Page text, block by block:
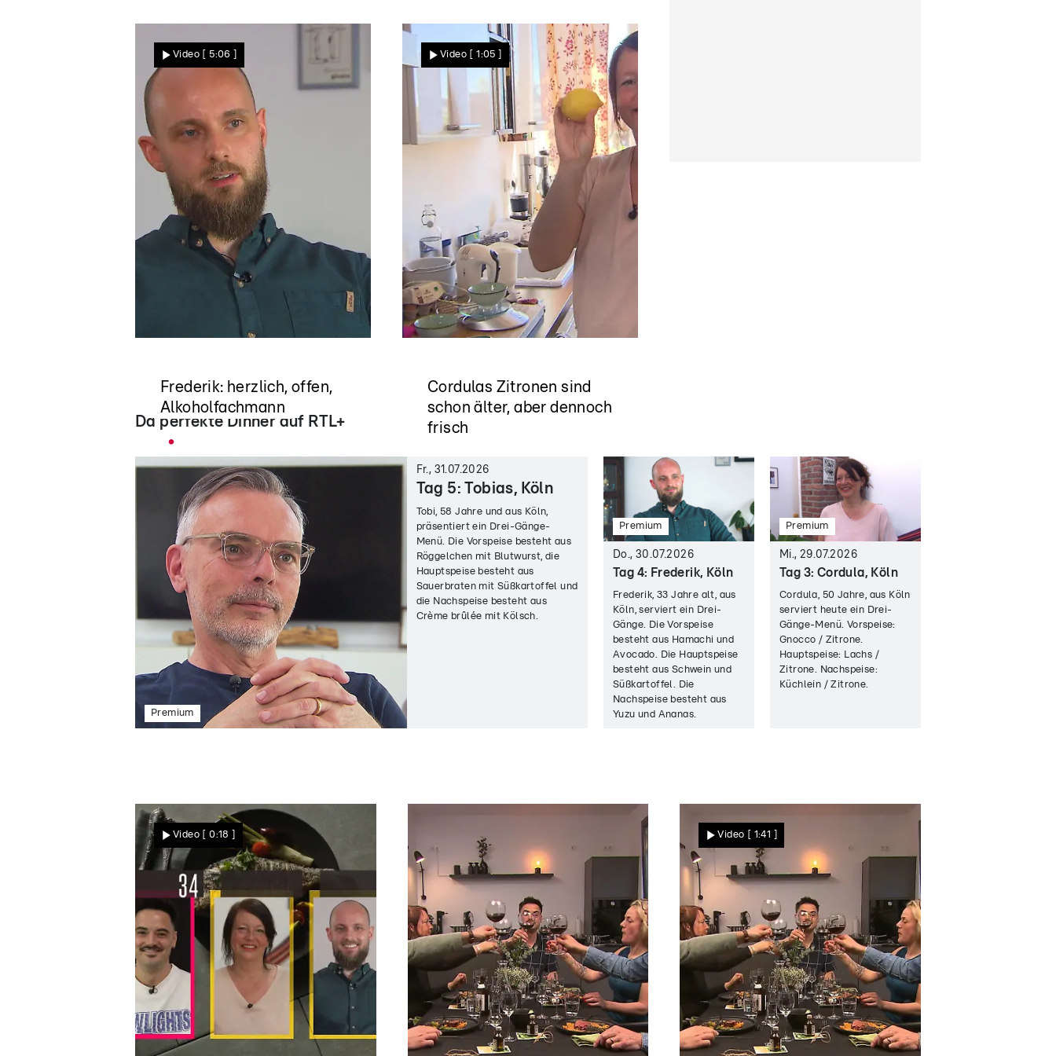
Cordula erkocht sich
starke 32 Punkte
Cordula kämpft gegen das
Lampenfieber
Frederik: herzlich, offen,
Alkoholfachmann
Video [ 5:06 ]
Cordulas Zitronen sind
schon älter, aber dennoch
frisch
Video [ 1:05 ]
Da perfekte Dinner auf RTL+
Premium
Fr., 31.07.2026
Tag 5: Tobias, Köln
Tobi, 58 Jahre und aus Köln,
präsentiert ein Drei-Gänge-
Menü. Die Vorspeise besteht aus
Röggelchen mit Blutwurst, die
Hauptspeise besteht aus
Sauerbraten mit Süßkartoffel und
die Nachspeise besteht aus
Crème brûlée mit Kölsch.
Premium
Do., 30.07.2026
Tag 4: Frederik, Köln
Frederik, 33 Jahre alt, aus
Köln, serviert ein Drei-
Gänge. Die Vorspeise
besteht aus Hamachi und
Avocado. Die Hauptspeise
besteht aus Schwein und
Süßkartoffel. Die
Nachspeise besteht aus
Yuzu und Ananas.
Premium
Mi., 29.07.2026
Tag 3: Cordula, Köln
Cordula, 50 Jahre, aus Köln
serviert heute ein Drei-
Gänge-Menü. Vorspeise:
Gnocco / Zitrone.
Hauptspeise: Lachs /
Zitrone. Nachspeise:
Küchlein / Zitrone.
Video [ 0:18 ] Video [ 1:41 ]